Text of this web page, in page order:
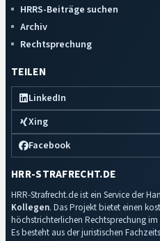
HRRS-Beiträge suchen
Archiv
Rechtsprechung
TEILEN
LinkedIn
Xing
Facebook
HRR-STRAFRECHT.DE
HRR-Strafrecht.de ist ein Service der
Kollegen. Das Projekt bietet einen
höchstrichterlichen Rechtsprechung
Es besteht aus der juristischen